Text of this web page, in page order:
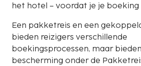
het hotel – voordat je je boeking
Een pakketreis en een
bieden reizigers verschillende
boekingsprocessen, maar
bescherming onder de